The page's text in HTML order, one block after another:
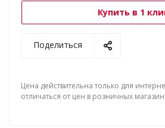
Купить в 1
Поделиться
Цена действительна только для
отличаться от цен в розничных